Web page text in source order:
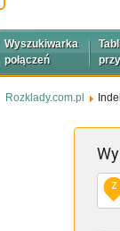
Wyszukiwarka
połączeń
Rozklady.com.pl
Z